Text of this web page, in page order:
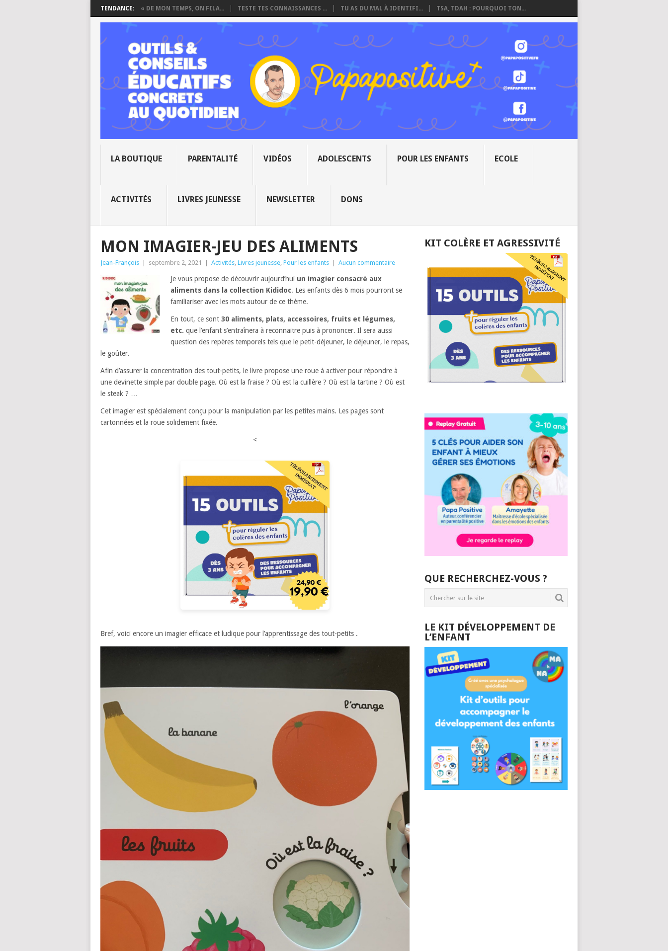
TENDANCE: « DE MON TEMPS, ON FILA... TESTE TES CONNAISSANCES ... TU AS DU MAL À IDENTIFI... TSA, TDAH : POURQUOI TON...
LA BOUTIQUE PARENTALITÉ VIDÉOS ADOLESCENTS POUR LES ENFANTS ECOLE
ACTIVITÉS LIVRES JEUNESSE NEWSLETTER DONS
MON IMAGIER-JEU DES ALIMENTS
Jean-François septembre 2, 2021 Activités Livres jeunesse Pour les enfants Aucun commentaire
Je vous propose de découvrir aujourd’hui un imagier consacré aux
aliments dans la collection Kididoc. Les enfants dès 6 mois pourront se
familiariser avec les mots autour de ce thème.
En tout, ce sont 30 aliments, plats, accessoires, fruits et légumes,
etc. que l’enfant s’entraînera à reconnaitre puis à prononcer. Il sera aussi
question des repères temporels tels que le petit-déjeuner, le déjeuner, le repas,
le goûter.
Afin d’assurer la concentration des tout-petits, le livre propose une roue à activer pour répondre à
une devinette simple par double page. Où est la fraise ? Où est la cuillère ? Où est la tartine ? Où est
le steak ? …
Cet imagier est spécialement conçu pour la manipulation par les petites mains. Les pages sont
cartonnées et la roue solidement fixée.
<
Bref, voici encore un imagier efficace et ludique pour l’apprentissage des tout-petits .
KIT COLÈRE ET AGRESSIVITÉ
QUE RECHERCHEZ-VOUS ?
LE KIT DÉVELOPPEMENT DE
L’ENFANT